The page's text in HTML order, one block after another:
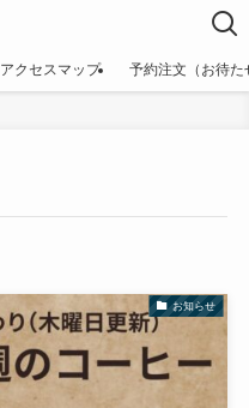
アクセスマップ 予約注文（お待た
お知らせ